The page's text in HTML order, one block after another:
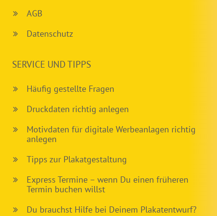
AGB
Datenschutz
SERVICE UND TIPPS
Häufig gestellte Fragen
Druckdaten richtig anlegen
Motivdaten für digitale Werbeanlagen richtig
anlegen
Tipps zur Plakatgestaltung
Express Termine – wenn Du einen früheren
Termin buchen willst
Du brauchst Hilfe bei Deinem Plakatentwurf?